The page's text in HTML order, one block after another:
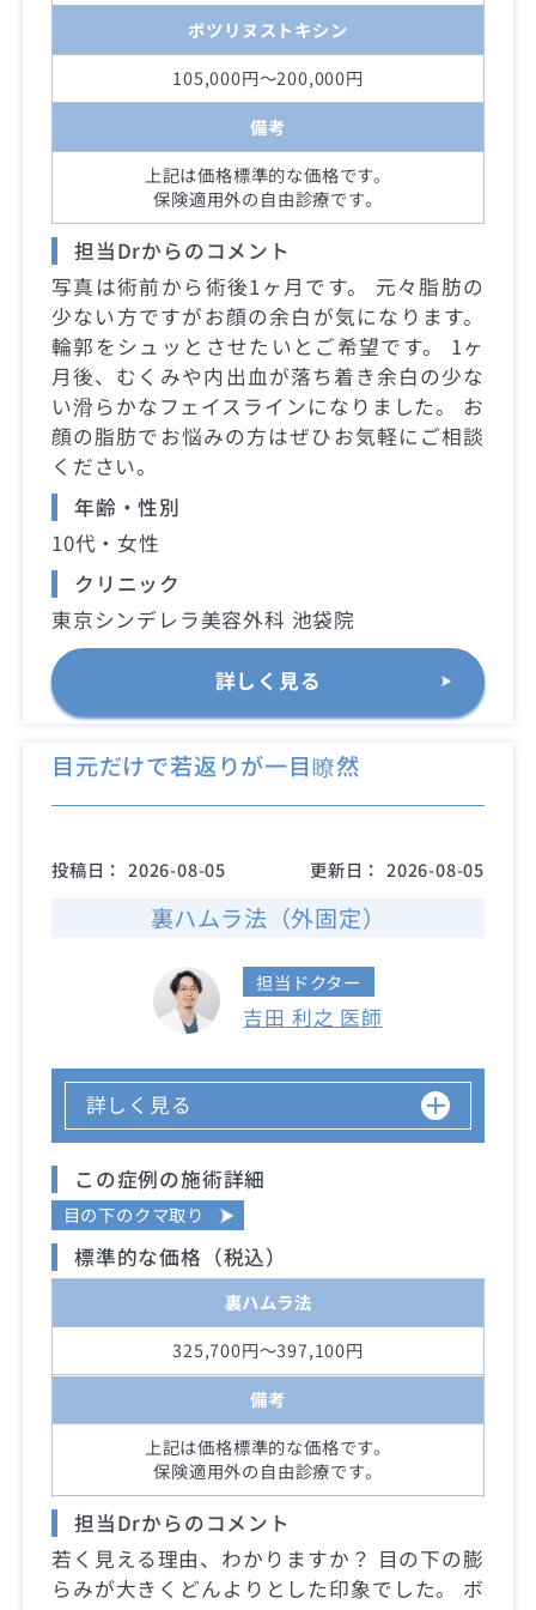
ボツリヌストキシン
105,000円～200,000円
備考
上記は価格標準的な価格です。
保険適用外の自由診療です。
担当Drからのコメント
写真は術前から術後1ヶ月です。 元々脂肪の
少ない方ですがお顔の余白が気になります。
輪郭をシュッとさせたいとご希望です。 1ヶ
月後、むくみや内出血が落ち着き余白の少な
い滑らかなフェイスラインになりました。 お
顔の脂肪でお悩みの方はぜひお気軽にご相談
ください。
年齢・性別
10代・女性
クリニック
東京シンデレラ美容外科 池袋院
詳しく見る
目元だけで若返りが一目瞭然
投稿日： 2026-08-05 更新日： 2026-08-05
裏ハムラ法（外固定）
担当ドクター
吉田 利之 医師
詳しく見る
この症例の施術詳細
目の下のクマ取り
標準的な価格（税込）
裏ハムラ法
325,700円～397,100円
備考
上記は価格標準的な価格です。
保険適用外の自由診療です。
担当Drからのコメント
若く見える理由、わかりますか？ 目の下の膨
らみが大きくどんよりとした印象でした。 ボ